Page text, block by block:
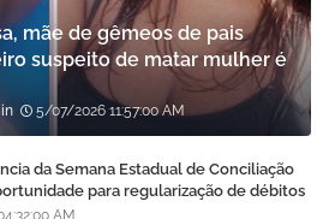
mãe de gêmeos de pais
suspeito de matar mulher é
5/07/2026 11:57:00 AM
da Semana Estadual de Conciliação
para regularização de débitos